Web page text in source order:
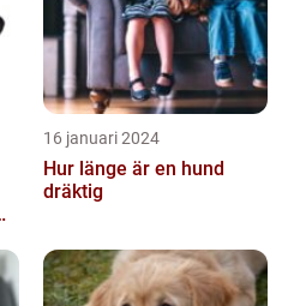
16 januari 2024
Hur länge är en hund
dräktig